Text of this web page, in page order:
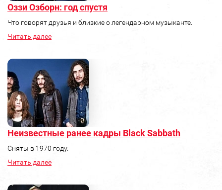
Оззи Озборн: год спустя
Что говорят друзья и близкие о легендарном музыканте.
Читать далее
Неизвестные ранее кадры Black Sabbath
Сняты в 1970 году.
Читать далее